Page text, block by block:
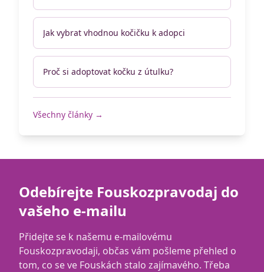
Jak vybrat vhodnou kočičku k adopci
Proč si adoptovat kočku z útulku?
Všechny články →
Odebírejte Fouskozpravodaj do
vašeho e-mailu
Přidejte se k našemu e-mailovému
Fouskozpravodaji, občas vám pošleme přehled o
tom, co se ve Fouskách stalo zajímavého. Třeba